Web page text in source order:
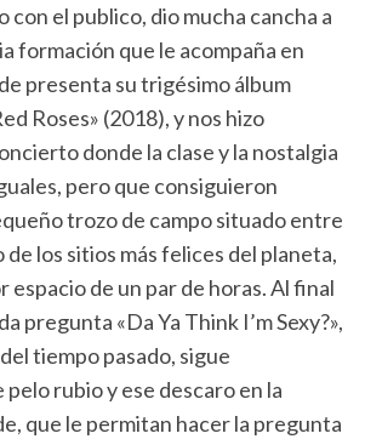
con el publico, dio mucha cancha a
formación que le acompaña en
presenta su trigésimo álbum
Roses» (2018), y nos hizo
donde la clase y la nostalgia
pero que consiguieron
trozo de campo situado entre
de los sitios más felices del planeta,
espacio de un par de horas. Al final
pregunta «Da Ya Think I’m Sexy?»,
tiempo pasado, sigue
rubio y ese descaro en la
que le permitan hacer la pregunta